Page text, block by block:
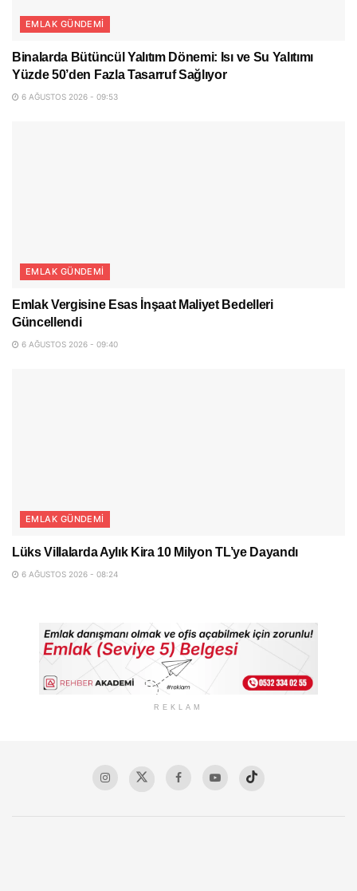
EMLAK GÜNDEMI
Binalarda Bütüncül Yalıtım Dönemi: Isı ve Su Yalıtımı
Yüzde 50’den Fazla Tasarruf Sağlıyor
6 AĞUSTOS 2026 - 09:53
EMLAK GÜNDEMI
Emlak Vergisine Esas İnşaat Maliyet Bedelleri
Güncellendi
6 AĞUSTOS 2026 - 09:40
EMLAK GÜNDEMI
Lüks Villalarda Aylık Kira 10 Milyon TL’ye Dayandı
6 AĞUSTOS 2026 - 08:24
REKLAM